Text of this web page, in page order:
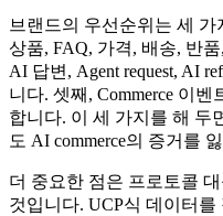
브랜드의 우선순위는 세
상품, FAQ, 가격, 배송, 반
AI 답변, Agent request, AI
니다. 셋째, Commerce 이
합니다. 이 세 가지를 해 두
도 AI commerce의 증거를
더 중요한 점은 프로토콜
것입니다. UCP식 데이터를